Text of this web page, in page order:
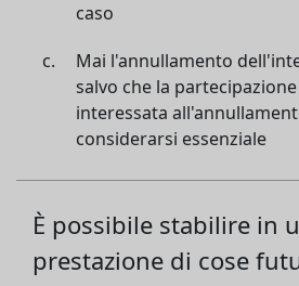
caso
Mai l'annullamento
salvo che la
interessata
considerarsi essenziale
È possibile stabilire in
prestazione di cose